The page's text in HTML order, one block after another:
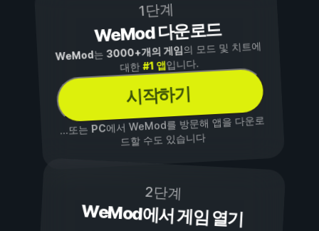
1단계
WeMod 다운로드
WeMod는3000+개의 게임의 모드 및 치트에
대한#1 앱입니다.
시작하기
...또는PC에서 WeMod를 방문해 앱을 다운로
드할 수도 있습니다
2단계
WeMod에서 게임 열기